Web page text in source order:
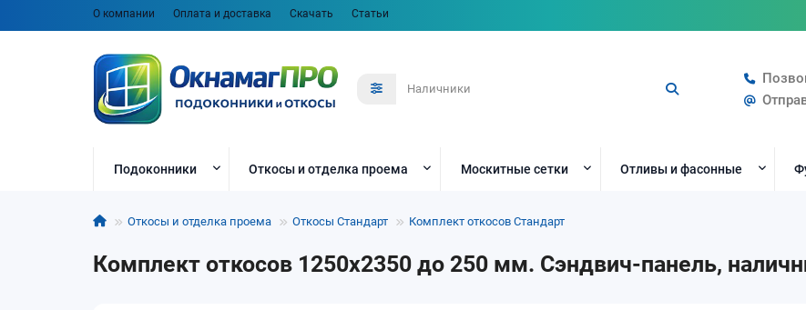
О компании Оплата и доставка Скачать Статьи
Подоконники Откосы и отделка проема Москитные сетки Отливы и фасонные
Откосы и отделка проема Откосы Стандарт Комплект откосов Стандарт
Комплект откосов 1250x2350 до 250 мм. Сэндвич-панель,